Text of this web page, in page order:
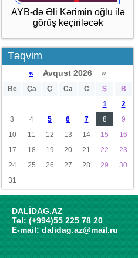
AYB-də Əli Kərimin oğlu ilə
görüş keçiriləcək
Təqvim
« Avqust 2026 »
Be Ça Ç Ca C Ş
B
1
2
3
4 5 6 7 8
9
10
11 12 13 14 15
16
17
18 19 20 21 22
23
24
25 26 27 28 29
30
31
DALİDAG.AZ
Tel: (+994)55 225 78 20
E-mail: dalidag.az@mail.ru